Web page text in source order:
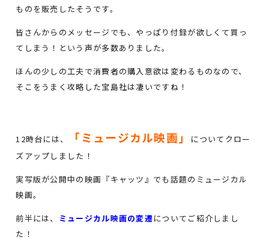
ものを販売したそうです。
皆さんからのメッセージでも、やっぱり付録が欲しくて買っ
てしまう！という声が多数ありました。
ほんの少しの工夫で消費者の購入意欲は変わるものなので、
そこをうまく攻略した宝島社は凄いですね！
12時台には、 「ミュージカル映画」
についてクロー
ズアップしました！
実写版が公開中の映画『キャッツ』でも話題のミュージカル
映画。
前半には、 ミュージカル映画の変遷についてご紹介しまし
た！